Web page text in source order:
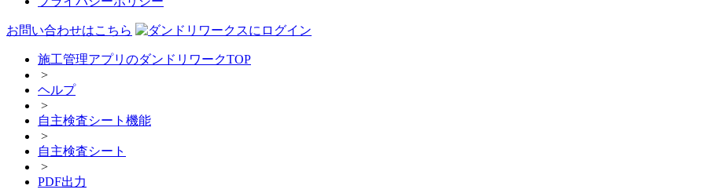
お問い合わせはこちら
施工管理アプリのダンドリワークTOP
>
ヘルプ
>
自主検査シート機能
>
自主検査シート
>
PDF出力